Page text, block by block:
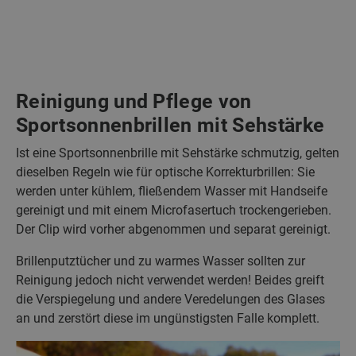
Reinigung und Pflege von
Sportsonnenbrillen mit Sehstärke
Ist eine Sportsonnenbrille mit Sehstärke schmutzig, gelten
dieselben Regeln wie für optische Korrekturbrillen: Sie
werden unter kühlem, fließendem Wasser mit Handseife
gereinigt und mit einem Microfasertuch trockengerieben.
Der Clip wird vorher abgenommen und separat gereinigt.
Brillenputztücher und zu warmes Wasser sollten zur
Reinigung jedoch nicht verwendet werden! Beides greift
die Verspiegelung und andere Veredelungen des Glases
an und zerstört diese im ungünstigsten Falle komplett.